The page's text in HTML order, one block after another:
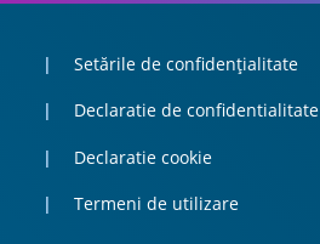
Setările de confidențialitate
Declaratie de confidentialitate
Declaratie cookie
Termeni de utilizare